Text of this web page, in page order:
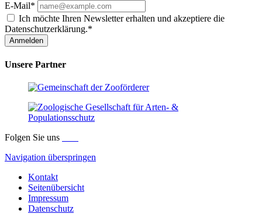
E-Mail*
Ich möchte Ihren Newsletter erhalten und akzeptiere die
Datenschutzerklärung.*
Anmelden
Unsere Partner
Folgen Sie uns
Navigation überspringen
Kontakt
Seitenübersicht
Impressum
Datenschutz